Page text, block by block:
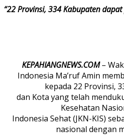
“22 Provinsi, 334 Kabupaten
KEPAHIANGNEWS.COM–
Indonesia Ma’ruf Amin
kepada 22 Provinsi,
dan Kota yang telah
Kesehatan
Indonesia Sehat (JKN-KIS)
nasional dengan